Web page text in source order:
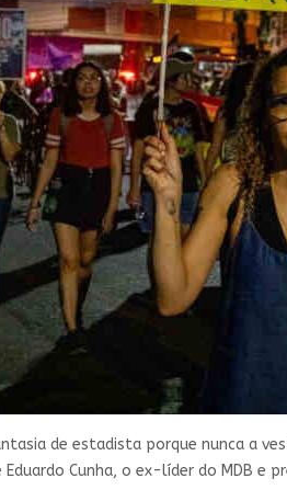
de estadista porque nunca a
Cunha, o ex-líder do MDB e